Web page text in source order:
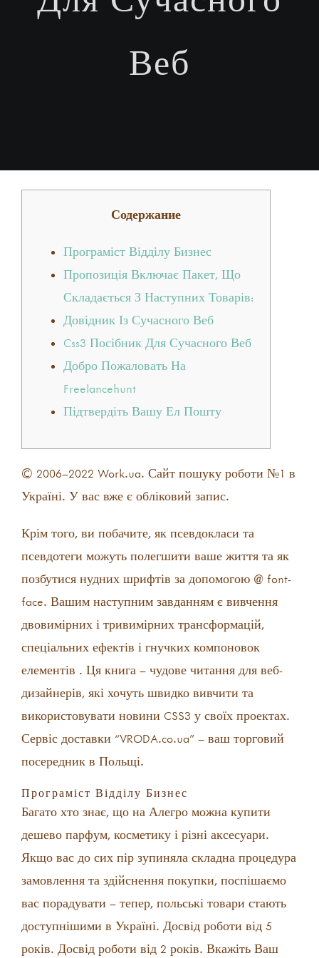
Веб
Содержание
Програміст Відділу Бизнес
Пропозиція Включає Пакет, Що
Складається З Наступних Товарів:
Довідник Із Сучасного Веб
Css3 Посібник Для Сучасного Веб
Добро Пожаловать На
Freelancehunt
Підтвердіть Вашу Ел Пошту
© 2006–2022 Work.ua. Сайт пошуку роботи №1 в
Україні. У вас вже є обліковий запис.
Крім того, ви побачите, як псевдокласи та
псевдотеги можуть полегшити ваше життя та як
позбутися нудних шрифтів за допомогою @ font-
face. Вашим наступним завданням є вивчення
двовимірних і тривимірних трансформацій,
спеціальних ефектів і гнучких компоновок
елементів . Ця книга – чудове читання для веб-
дизайнерів, які хочуть швидко вивчити та
використовувати новини CSS3 у своїх проектах.
Сервіс доставки “VRODA.co.ua” – ваш торговий
посередник в Польщі.
Програміст Відділу Бизнес
Багато хто знає, що на Алегро можна купити
дешево парфум, косметику і різні аксесуари.
Якщо вас до сих пір зупиняла складна процедура
замовлення та здійснення покупки, поспішаємо
вас порадувати – тепер, польські товари стають
доступнішими в Україні. Досвід роботи від 5
років. Досвід роботи від 2 років. Вкажіть Ваш